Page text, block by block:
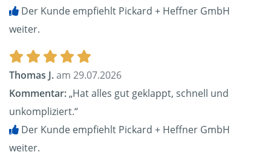
Der Kunde empfiehlt Pickard + Heffner GmbH
weiter.
Thomas J.am 29.07.2026
Kommentar:„Hat alles gut geklappt, schnell und
unkompliziert.“
Der Kunde empfiehlt Pickard + Heffner GmbH
weiter.